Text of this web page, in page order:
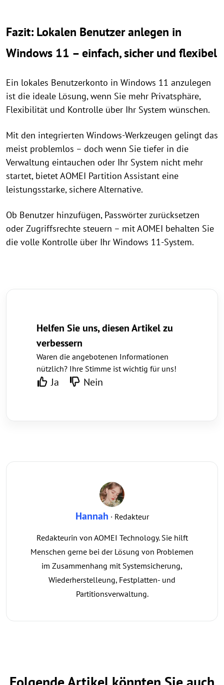
Fazit: Lokalen Benutzer anlegen in
Windows 11 – einfach, sicher und flexibel
Ein lokales Benutzerkonto in Windows 11 anzulegen
ist die ideale Lösung, wenn Sie mehr Privatsphäre,
Flexibilität und Kontrolle über Ihr System wünschen.
Mit den integrierten Windows-Werkzeugen gelingt das
meist problemlos – doch wenn Sie tiefer in die
Verwaltung eintauchen oder Ihr System nicht mehr
startet, bietet AOMEI Partition Assistant eine
leistungsstarke, sichere Alternative.
Ob Benutzer hinzufügen, Passwörter zurücksetzen
oder Zugriffsrechte steuern – mit AOMEI behalten Sie
die volle Kontrolle über Ihr Windows 11-System.
Helfen Sie uns, diesen Artikel zu
verbessern
Waren die angebotenen Informationen
nützlich? Ihre Stimme ist wichtig für uns!
Ja Nein
Hannah · Redakteur
Redakteurin von AOMEI Technology. Sie hilft
Menschen gerne bei der Lösung von Problemen
im Zusammenhang mit Systemsicherung,
Wiederherstelleung, Festplatten- und
Partitionsverwaltung.